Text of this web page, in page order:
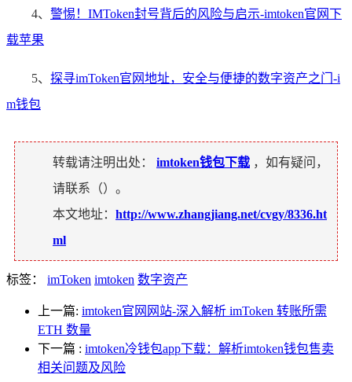
4、 警惕！IMToken封号背后的风险与启示-imtoken官网下
载苹果
5、 探寻imToken官网地址，安全与便捷的数字资产之门-i
m钱包
转载请注明出处： imtoken钱包下载 ，如有疑问，
请联系（）。
本文地址： http://www.zhangjiang.net/cvgy/8336.ht
ml
标签： imToken imtoken 数字资产
上一篇: imtoken官网网站-深入解析 imToken 转账所需
ETH 数量
下一篇 : imtoken冷钱包app下载：解析imtoken钱包售卖
相关问题及风险